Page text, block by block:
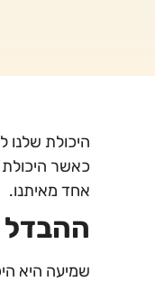
היכולת
כאשר
אחד מאיתנו.
ההבדל
שמיעה היא